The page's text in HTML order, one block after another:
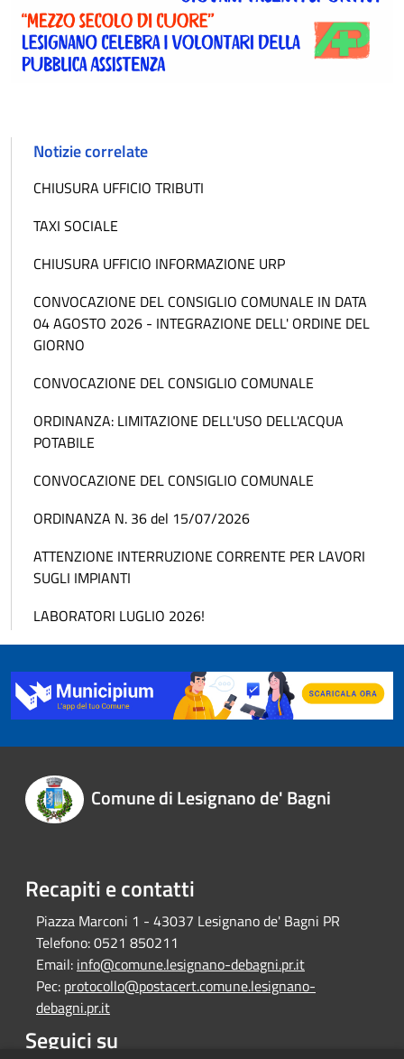
Notizie correlate
CHIUSURA UFFICIO TRIBUTI
TAXI SOCIALE
CHIUSURA UFFICIO INFORMAZIONE URP
CONVOCAZIONE DEL CONSIGLIO COMUNALE IN DATA
04 AGOSTO 2026 - INTEGRAZIONE DELL' ORDINE DEL
GIORNO
CONVOCAZIONE DEL CONSIGLIO COMUNALE
ORDINANZA: LIMITAZIONE DELL'USO DELL'ACQUA
POTABILE
CONVOCAZIONE DEL CONSIGLIO COMUNALE
ORDINANZA N. 36 del 15/07/2026
ATTENZIONE INTERRUZIONE CORRENTE PER LAVORI
SUGLI IMPIANTI
LABORATORI LUGLIO 2026!
Comune di Lesignano de' Bagni
Recapiti e contatti
Piazza Marconi 1 - 43037 Lesignano de' Bagni PR
Telefono:0521 850211
Email: info@comune.lesignano-debagni.pr.it
Pec: protocollo@postacert.comune.lesignano-
debagni.pr.it
Seguici su